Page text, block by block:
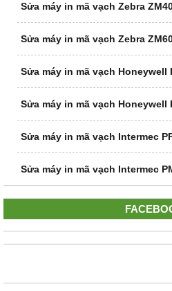
Sửa máy in mã vạch Zebra
Sửa máy in mã vạch Zebra
Sửa máy in mã vạch Honeywell
Sửa máy in mã vạch Honeywell
Sửa máy in mã vạch Intermec
Sửa máy in mã vạch Intermec